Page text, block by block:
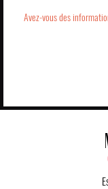
Avez-vous des